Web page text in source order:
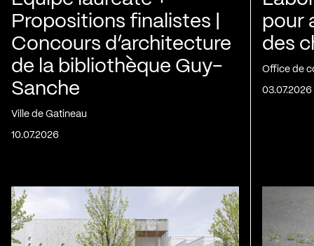
Propositions finalistes |
Concours d’architecture
de la bibliothèque Guy-
Sanche
Ville de Gatineau
10.07.2026
pour
des
Office de
03.07.2026